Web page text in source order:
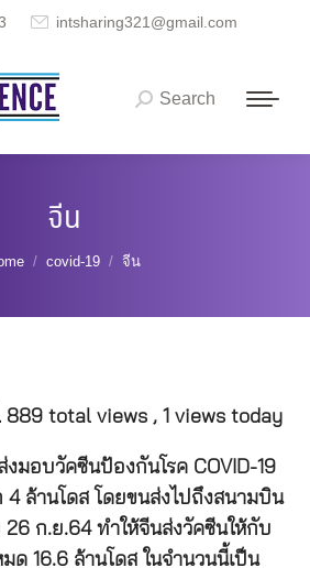
intsharing321@gmail.com
Search:
Search
จีน
are here:
covid-19 จีน
889 total views , 1 views today
งมอบวัคซีนป้องกันโรค COVID-19
4 ล้านโดส โดยขนส่งไปถึงสนามบิน
26 ก.ย.64 ทำให้จีนส่งวัคซีนให้กับ
ด 16.6 ล้านโดส ในจำนวนนี้เป็น